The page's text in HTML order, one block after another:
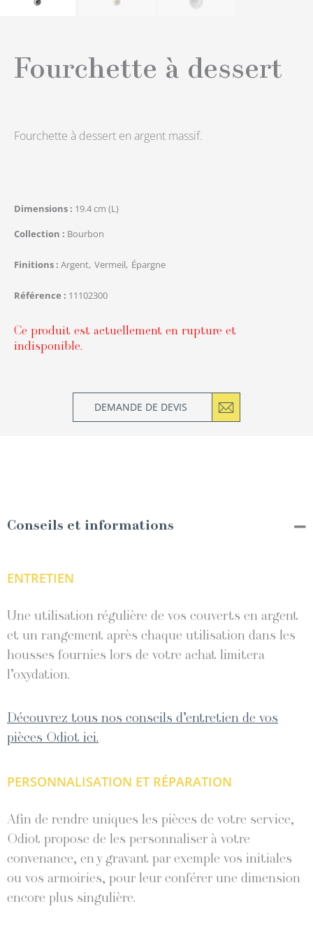
Fourchette à dessert
Fourchette à dessert en argent massif.
Dimensions
19.4 cm (L)
Collection
Bourbon
Finitions Argent Vermeil Épargne
Référence 11102300
Ce produit est actuellement en rupture et
indisponible.
DEMANDE DE DEVIS
Conseils et informations
ENTRETIEN
Une utilisation régulière de vos couverts en argent
et un rangement après chaque utilisation dans les
housses fournies lors de votre achat limitera
l’oxydation.
Découvrez tous nos conseils d’entretien de vos
pièces Odiot ici.
PERSONNALISATION ET RÉPARATION
Afin de rendre uniques les pièces de votre service,
Odiot propose de les personnaliser à votre
convenance, en y gravant par exemple vos initiales
ou vos armoiries, pour leur conférer une dimension
encore plus singulière.